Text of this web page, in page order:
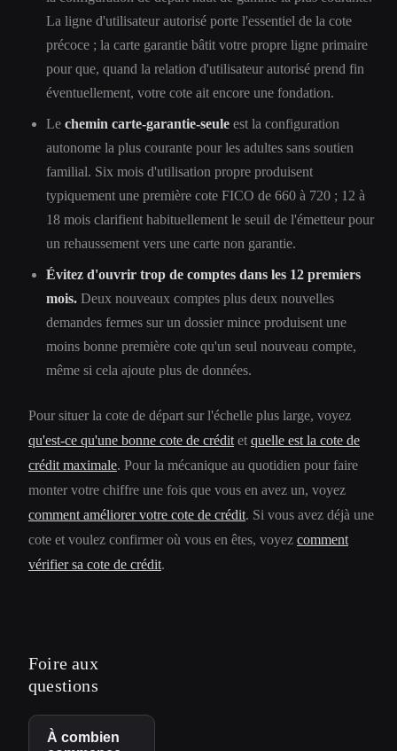
La ligne d'utilisateur autorisé porte l'essentiel de la cote
précoce ; la carte garantie bâtit votre propre ligne primaire
pour que, quand la relation d'utilisateur autorisé prend fin
éventuellement, votre cote ait encore une fondation.
Le chemin carte-garantie-seule est la configuration
autonome la plus courante pour les adultes sans soutien
familial. Six mois d'utilisation propre produisent
typiquement une première cote FICO de 660 à 720 ; 12 à
18 mois clarifient habituellement le seuil de l'émetteur pour
un rehaussement vers une carte non garantie.
Évitez d'ouvrir trop de comptes dans les 12 premiers
mois. Deux nouveaux comptes plus deux nouvelles
demandes fermes sur un dossier mince produisent une
moins bonne première cote qu'un seul nouveau compte,
même si cela ajoute plus de données.
Pour situer la cote de départ sur l'échelle plus large, voyez
qu'est-ce qu'une bonne cote de crédit et quelle est la cote de
crédit maximale. Pour la mécanique au quotidien pour faire
monter votre chiffre une fois que vous en avez un, voyez
comment améliorer votre cote de crédit. Si vous avez déjà une
cote et voulez confirmer où vous en êtes, voyez comment
vérifier sa cote de crédit.
Foire aux
questions
À combien